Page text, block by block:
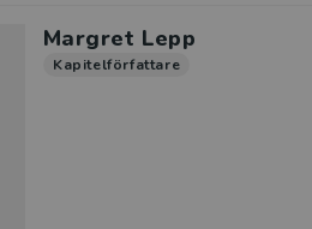
Margret Lepp
Kapitelförfattare